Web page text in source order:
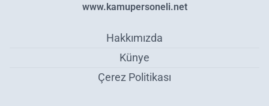
www.kamupersoneli.net
Hakkımızda
Künye
Çerez Politikası